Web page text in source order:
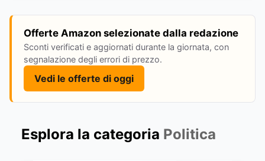
Offerte Amazon selezionate dalla redazione
Sconti verificati e aggiornati durante la giornata, con
segnalazione degli errori di prezzo.
Vedi le offerte di oggi
Esplora la categoria Politica